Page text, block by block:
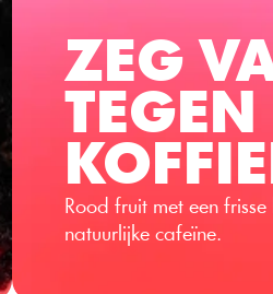
ZEG
TEGEN
Rood fruit met een
natuurlijke cafeïne.